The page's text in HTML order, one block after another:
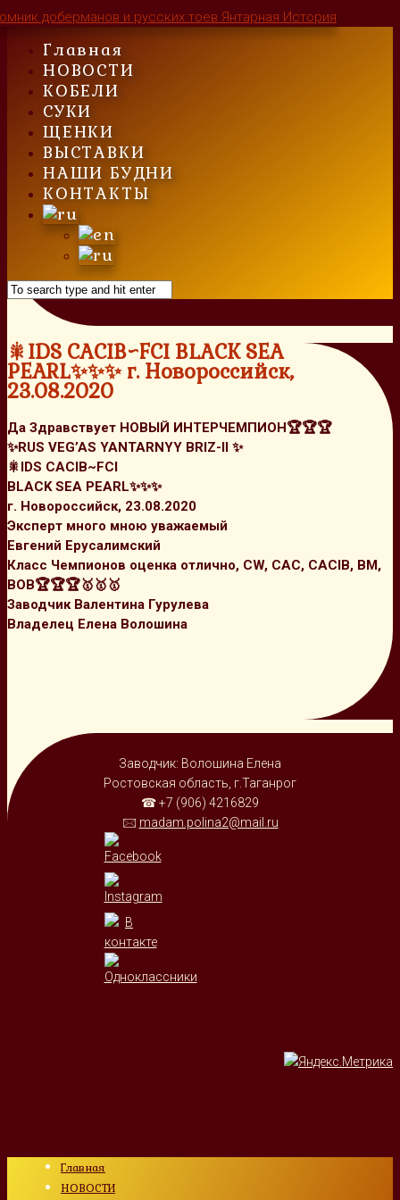
Skip
contentГлавная
НОВОСТИ
КОБЕЛИ
СУКИ
ЩЕНКИ
ВЫСТАВКИ
НАШИ БУДНИ
КОНТАКТЫ
🎇IDS CACIB~FCI BLACK SEA
PEARL✨✨✨ г. Новороссийск,
23.08.2020
Да Здравствует НОВЫЙ ИНТЕРЧЕМПИОН🏆🏆🏆
✨RUS VEG’AS YANTARNYY BRIZ-II ✨
🎇IDS CACIB~FCI
BLACK SEA PEARL✨✨✨
г. Новороссийск, 23.08.2020
Эксперт много мною уважаемый
Евгений Ерусалимский
Класс Чемпионов оценка отлично, CW, CAC, CACIB, BM,
BOB🏆🏆🏆🥇🥇🥇
Заводчик Валентина Гурулева
Владелец Елена Волошина
Заводчик: Волошина Елена
Ростовская область, г.Таганрог
☎ +7 (906) 4216829
🖂 madam.polina2@mail.ru
Главная
НОВОСТИ